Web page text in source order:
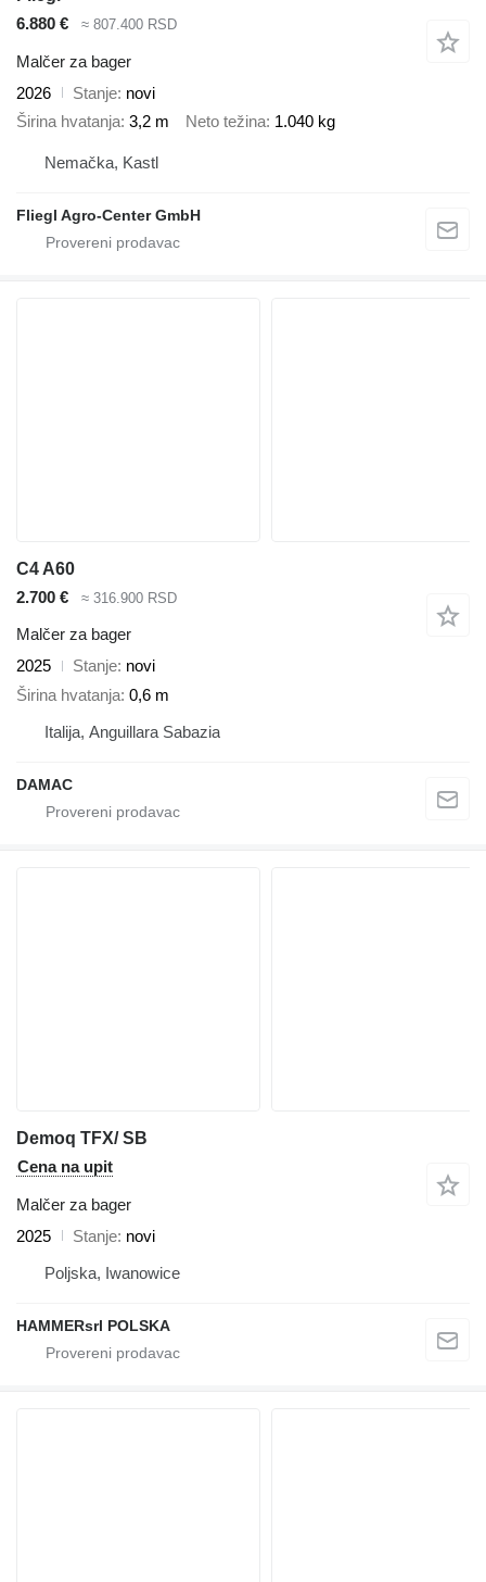
6.880 €
≈ 807.400 RSD
Malčer za bager
2026
Stanje novi
Širina hvatanja 3,2 m Neto težina 1.040 kg
Nemačka, Kastl
Fliegl Agro-Center GmbH
C4 A60
2.700 €
≈ 316.900 RSD
Malčer za bager
2025
Stanje novi
Širina hvatanja 0,6 m
Italija, Anguillara Sabazia
DAMAC
Demoq TFX/ SB
Cena na upit
Malčer za bager
2025
Stanje novi
Poljska, Iwanowice
HAMMERsrl POLSKA